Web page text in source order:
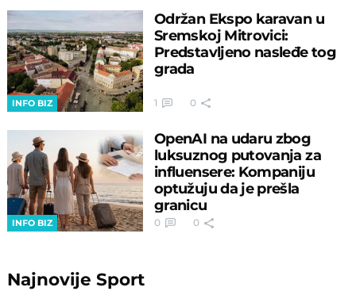
INFO BIZ
Održan Ekspo karavan u
Sremskoj Mitrovici:
Predstavljeno nasleđe tog
grada
1 0
INFO BIZ
OpenAI na udaru zbog
luksuznog putovanja za
influensere: Kompaniju
optužuju da je prešla
granicu
0 0
NajnovijeSport